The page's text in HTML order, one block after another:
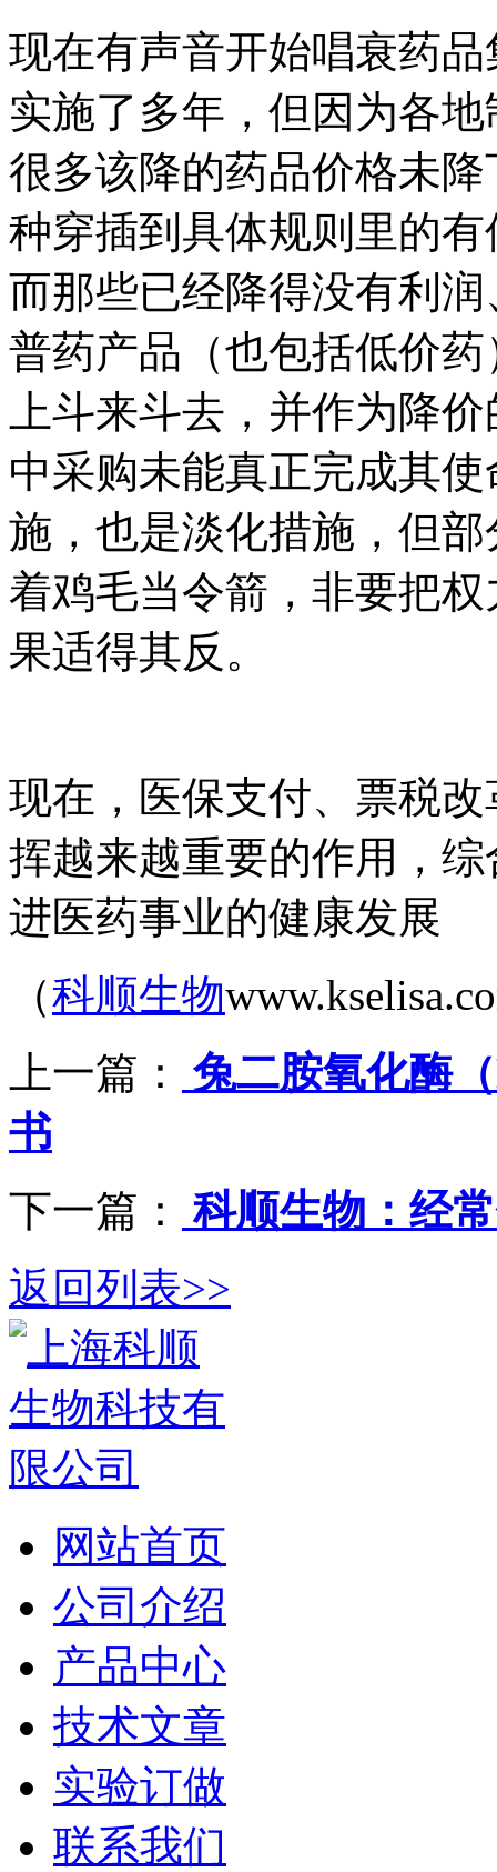
现在有声音开始唱衰药
实施了多年，但因为各
很多该降的药品价格未
种穿插到具体规则里的
而那些已经降得没有利
普药产品（也包括低价
上斗来斗去，并作为降
中采购未能真正完成其
施，也是淡化措施，但
着鸡毛当令箭，非要把
果适得其反。
现在，医保支付、票税
挥越来越重要的作用，
进医药事业的健康发展
（科顺生物
上一篇：
兔二胺氧化酶
书
下一篇：
科顺生物：经
返回列表>>
网站首页
公司介绍
产品中心
技术文章
实验订做
联系我们